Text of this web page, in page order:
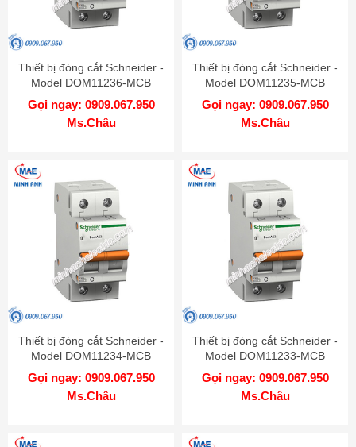
Thiết bị đóng cắt Schneider -
Model DOM11236-MCB
Gọi ngay: 0909.067.950
Ms.Châu
Thiết bị đóng cắt Schneider -
Model DOM11235-MCB
Gọi ngay: 0909.067.950
Ms.Châu
Thiết bị đóng cắt Schneider -
Model DOM11234-MCB
Gọi ngay: 0909.067.950
Ms.Châu
Thiết bị đóng cắt Schneider -
Model DOM11233-MCB
Gọi ngay: 0909.067.950
Ms.Châu